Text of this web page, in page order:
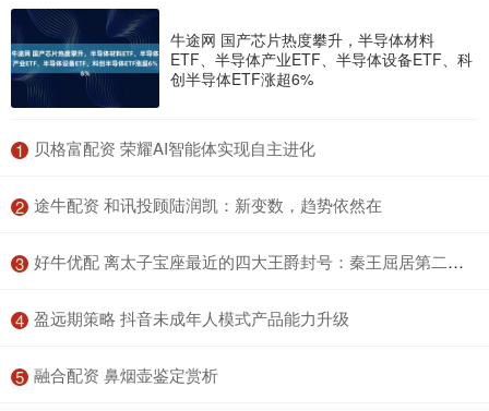
牛途网 国产芯片热度攀升，半导体材料
ETF、半导体产业ETF、半导体设备ETF、科
创半导体ETF涨超6%
1 ​贝格富配资 荣耀AI智能体实现自主进化
2 ​途牛配资 和讯投顾陆润凯：新变数，趋势依然在
3 ​好牛优配 离太子宝座最近的四大王爵封号：秦王屈居第二，第一个比它还牛
4 ​盈远期策略 抖音未成年人模式产品能力升级
5 ​融合配资 鼻烟壶鉴定赏析